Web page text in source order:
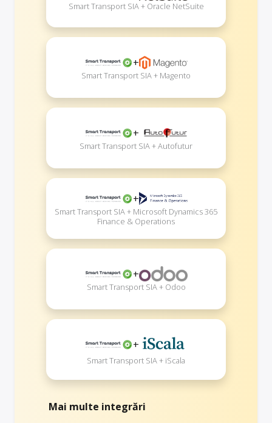
Smart Transport SIA + Oracle NetSuite
+
Smart Transport SIA + Magento
+
Smart Transport SIA + Autofutur
+
Smart Transport SIA + Microsoft Dynamics 365
Finance & Operations
+
Smart Transport SIA + Odoo
+
Smart Transport SIA + iScala
Mai multe integrări